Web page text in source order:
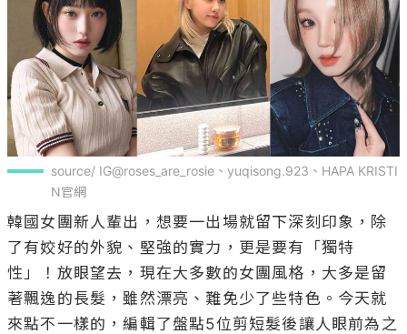
source/ IG@roses_are_rosie、yuqisong.923、HAPA KRISTI
N官網
韓國女團新人輩出，想要一出場就留下深刻印象，除
了有姣好的外貌、堅強的實力，更是要有「獨特
性」！放眼望去，現在大多數的女團風格，大多是留
著飄逸的長髮，雖然漂亮、難免少了些特色。今天就
來點不一樣的，編輯了盤點5位剪短髮後讓人眼前為之